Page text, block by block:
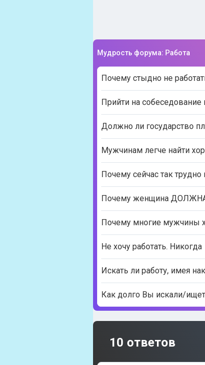
Мудрость форума: Работа
Почему стыдно не
Прийти на
Должно ли государство
Мужчинам легче найти
Почему сейчас так трудно
Почему женщина ДОЛЖНА
Почему многие мужчины
Не хочу работать. Никогда
Искать ли работу, имея
Как долго Вы искали/
10 ответов